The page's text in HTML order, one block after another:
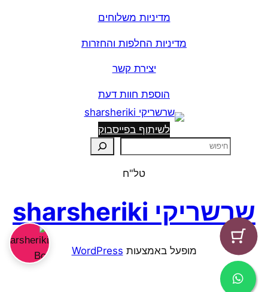
מדיניות משלוחים
מדיניות החלפות והחזרות
יצירת קשר
הוספת חוות דעת
לשיתוף בפייסבוק
טל"ח
שרשריקי sharsheriki
מופעל באמצעות ⁦ WordPress